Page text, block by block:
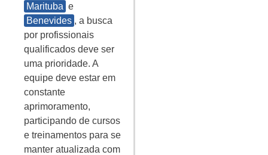
Marituba e
Benevides , a busca
por profissionais
qualificados deve ser
uma prioridade. A
equipe deve estar em
constante
aprimoramento,
participando de cursos
e treinamentos para se
manter atualizada com